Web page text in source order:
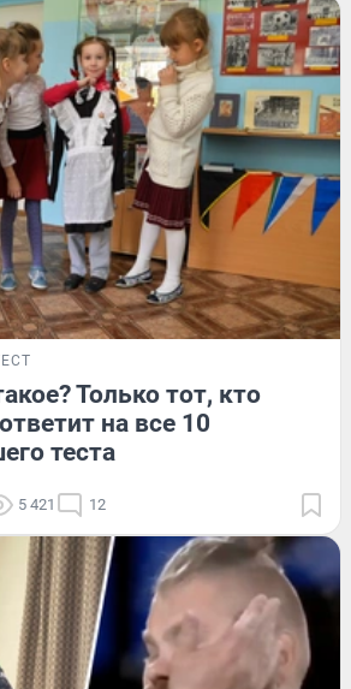
Только тот, кто
на все 10
теста
5 421 12